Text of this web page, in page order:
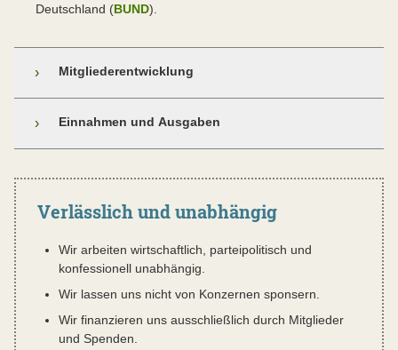
Deutschland (BUND).
› Mitgliederentwicklung
Ohne Mitglieder und Förderer wäre die wichtige Arbeit
› Einnahmen und Ausgaben
Verlässlich und unabhängig
Wir arbeiten wirtschaftlich, parteipolitisch und
konfessionell unabhängig.
Wir lassen uns nicht von Konzernen sponsern.
Wir finanzieren uns ausschließlich durch Mitglieder
und Spenden.